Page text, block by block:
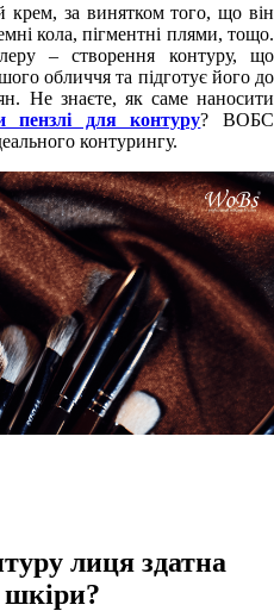
за винятком того, що він
кола, пігментні плями, тощо.
– створення контуру, що
обличчя та підготує його до
Не знаєте, як саме наносити
для контуру? ВОБС
контурингу.
лиця здатна
шкіри?